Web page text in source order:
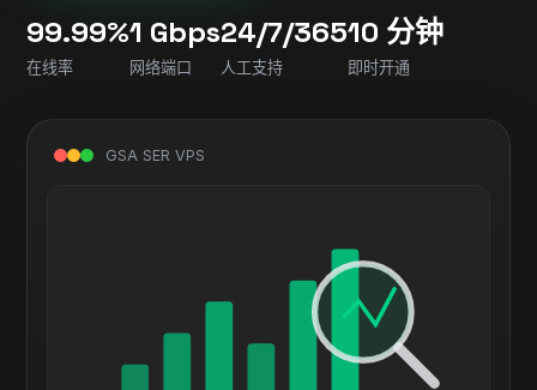
99.99%
在线率
1 Gbps
网络端口
24/7/365
人工支持
10 分钟
即时开通
GSA SER VPS